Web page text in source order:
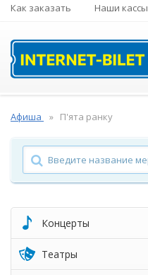
Как заказать Наши кассы
Афиша П'ята ранку
Концерты
Театры